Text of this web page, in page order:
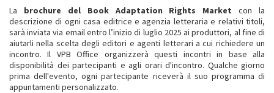
La brochure del Book Adaptation Rights Market con la
descrizione di ogni casa editrice e agenzia letteraria e relativi titoli,
sarà inviata via email entro l’inizio di luglio 2025 ai produttori, al fine di
aiutarli nella scelta degli editori e agenti letterari a cui richiedere un
incontro. Il VPB Office organizzerà questi incontri in base alla
disponibilità dei partecipanti e agli orari d'incontro. Qualche giorno
prima dell'evento, ogni partecipante riceverà il suo programma di
appuntamenti personalizzato.